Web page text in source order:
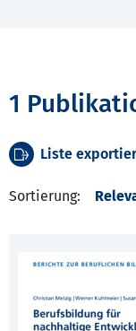
1
Liste
Sortierung: